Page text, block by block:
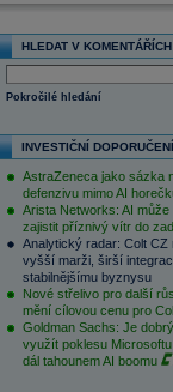
HLEDAT V KOMENTÁŘÍCH
Pokročilé hledání
INVESTIČNÍ DOPORUČENÍ
AstraZeneca jako sázka
defenzivu mimo AI
Arista Networks: AI může
zajistit příznivý vítr do zad
Analytický radar: Colt CZ
vyšší marži, širší
stabilnějšímu byznysu
Nové střelivo pro další
mění cílovou cenu pro
Goldman Sachs: Je
využít poklesu
dál tahounem AI boomu